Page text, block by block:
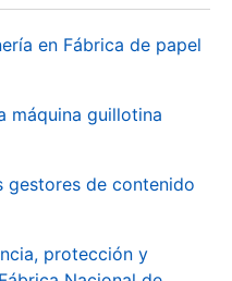
en Fábrica de papel
máquina guillotina
gestores de contenido
protección y